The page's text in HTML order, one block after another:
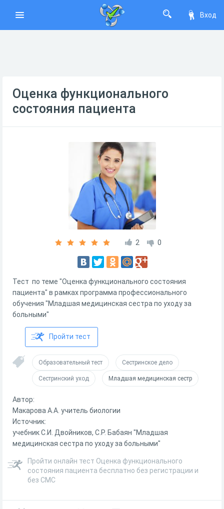
Вход
Оценка функционального
состояния пациента
2 0
Тест по теме "Оценка функционального состояния
пациента" в рамках программа профессионального
обучения "Младшая медицинская сестра по уходу за
больными"
Пройти тест
Образовательный тест Сестринское дело
Сестринский уход Младшая медицинская сестр
Автор:
Макарова А.А. учитель биологии
Источник:
учебник С.И. Двойников, С.Р. Бабаян "Младшая
медицинская сестра по уходу за больными"
Пройти онлайн тест Оценка функционального
состояния пациента бесплатно без регистрации и
без СМС